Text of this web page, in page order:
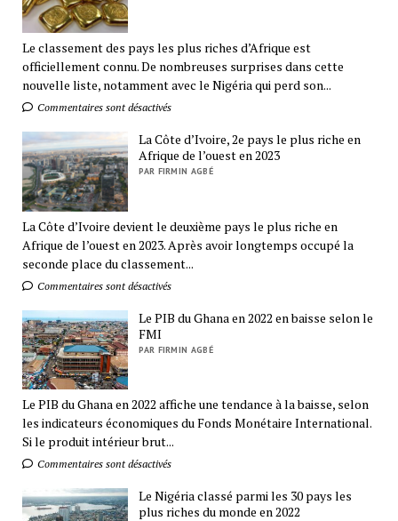
Le classement des pays les plus riches d’Afrique est
officiellement connu. De nombreuses surprises dans cette
nouvelle liste, notamment avec le Nigéria qui perd son...
Commentaires sont désactivés
La Côte d’Ivoire, 2e pays le plus riche en
Afrique de l’ouest en 2023
PAR FIRMIN AGBÉ
La Côte d’Ivoire devient le deuxième pays le plus riche en
Afrique de l’ouest en 2023. Après avoir longtemps occupé la
seconde place du classement...
Commentaires sont désactivés
Le PIB du Ghana en 2022 en baisse selon le
FMI
PAR FIRMIN AGBÉ
Le PIB du Ghana en 2022 affiche une tendance à la baisse, selon
les indicateurs économiques du Fonds Monétaire International.
Si le produit intérieur brut...
Commentaires sont désactivés
Le Nigéria classé parmi les 30 pays les
plus riches du monde en 2022